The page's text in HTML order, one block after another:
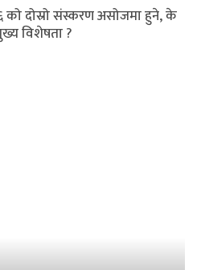
दोस्रो संस्करण असोजमा हुने, के
विशेषता ?